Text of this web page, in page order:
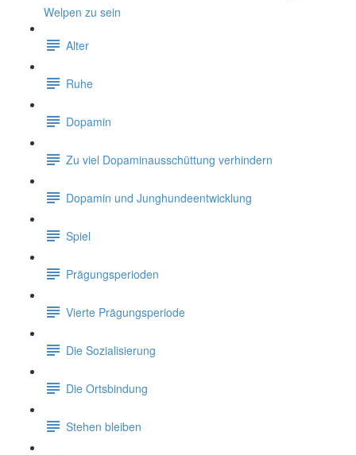
Welpen zu sein
Alter
Ruhe
Dopamin
Zu viel Dopaminausschüttung verhindern
Dopamin und Junghundeentwicklung
Spiel
Prägungsperioden
Vierte Prägungsperiode
Die Sozialisierung
Die Ortsbindung
Stehen bleiben